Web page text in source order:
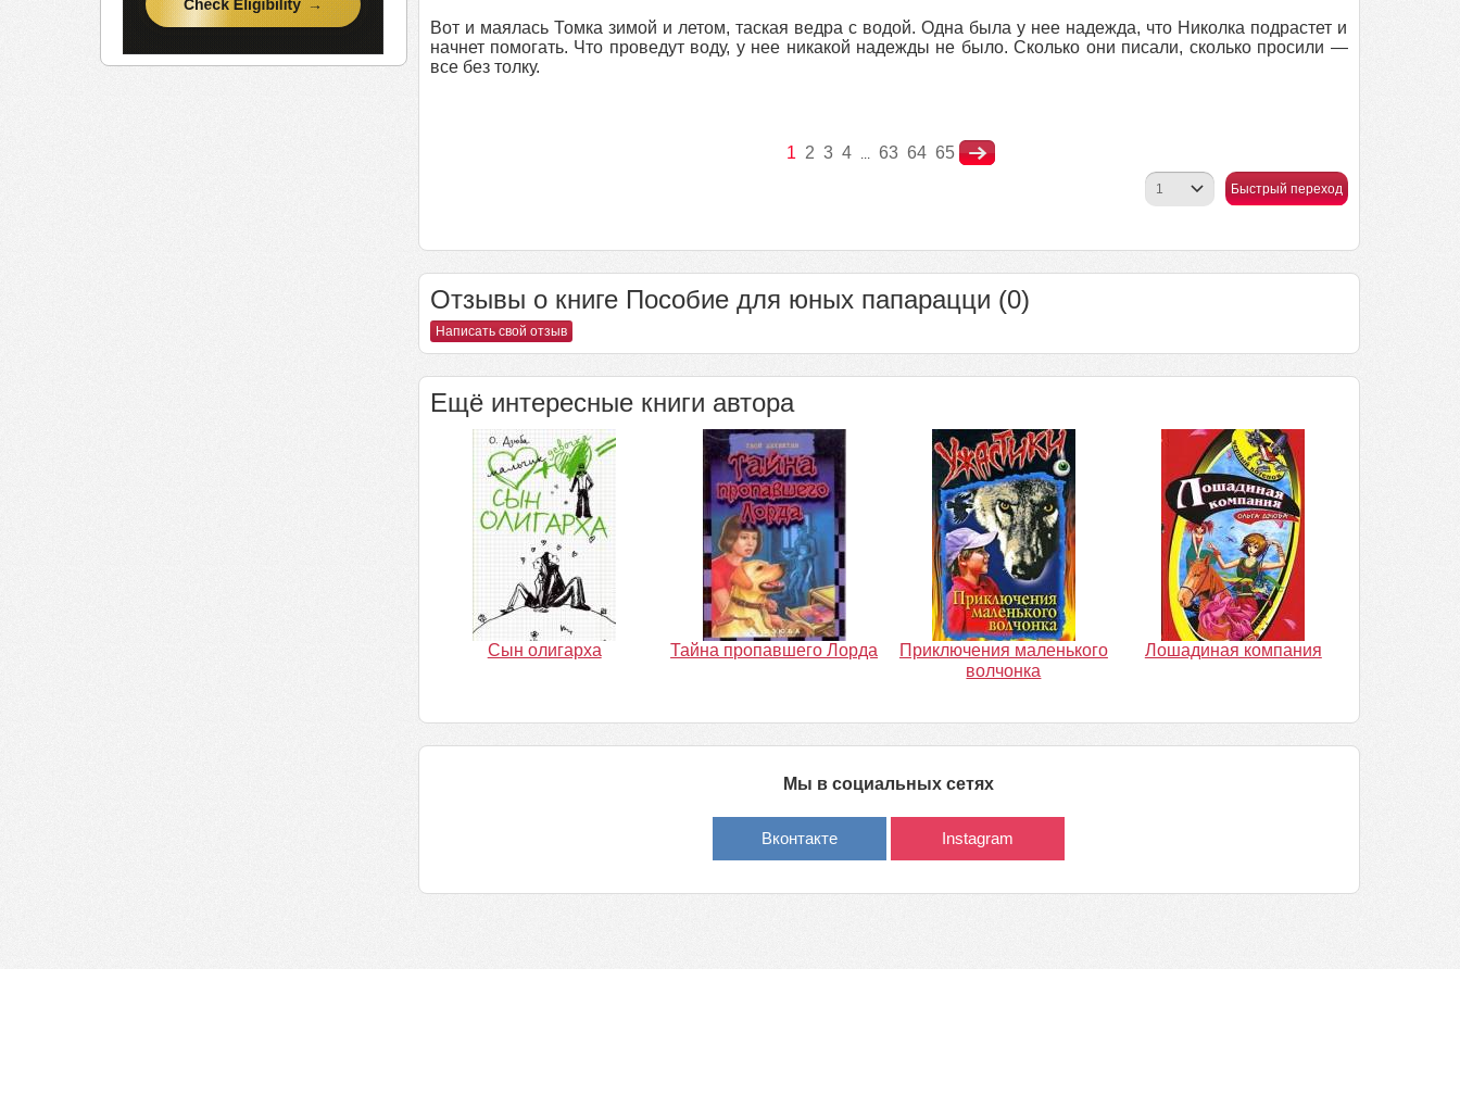
Вот и маялась Томка зимой и летом, таская ведра с водой. Одна была у нее надежда, что Николка подрастет и
начнет помогать. Что проведут воду, у нее никакой надежды не было. Сколько они писали, сколько просили —
все без толку.
1 2 3 4 ... 63 64 65
Быстрый переход
Отзывы о книге Пособие для юных папарацци (0)
Написать свой отзыв
Ещё интересные книги автора
Сын олигарха Тайна пропавшего Лорда
Приключения маленького
волчонка
Лошадиная компания
Мы в социальных сетях
Вконтакте Instagram